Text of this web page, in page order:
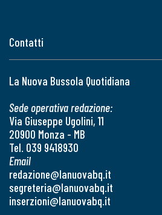
Contatti
La Nuova Bussola Quotidiana
Sede operativa redazione:
Via Giuseppe Ugolini, 11
20900 Monza - MB
Tel. 039 9418930
Email
redazione@lanuovabq.it
segreteria@lanuovabq.it
inserzioni@lanuovabq.it